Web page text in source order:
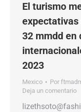
El turismo
expectativas
32 mmdd en
2023
Mexico Por
Deja un comentario